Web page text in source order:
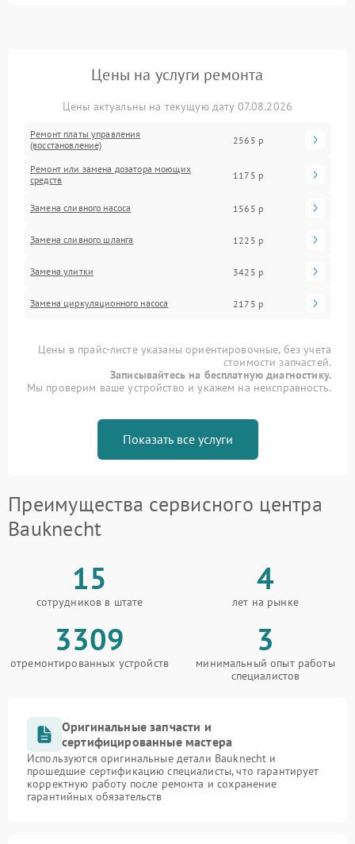
Цены на услуги ремонта
Цены актуальны на текущую дату 07.08.2026
Ремонт платы управления
(восстановление)
2565 р
Ремонт или замена дозатора моющих
средств
1175 р
Замена сливного насоса 1565 р
Замена сливного шланга 1225 р
Замена улитки 3425 р
Замена циркуляционного насоса 2175 р
Цены в прайс-листе указаны ориентировочные, без учета
стоимости запчастей.
Записывайтесь на бесплатную диагностику.
Мы проверим ваше устройство и укажем на неисправность.
Показать все услуги
Преимущества сервисного центра
Bauknecht
15
сотрудников в штате
4
лет на рынке
3309
отремонтированных устройств
3
минимальный опыт работы
специалистов
Оригинальные запчасти и
сертифицированные мастера
Используются оригинальные детали Bauknecht и
прошедшие сертификацию специалисты, что гарантирует
корректную работу после ремонта и сохранение
гарантийных обязательств